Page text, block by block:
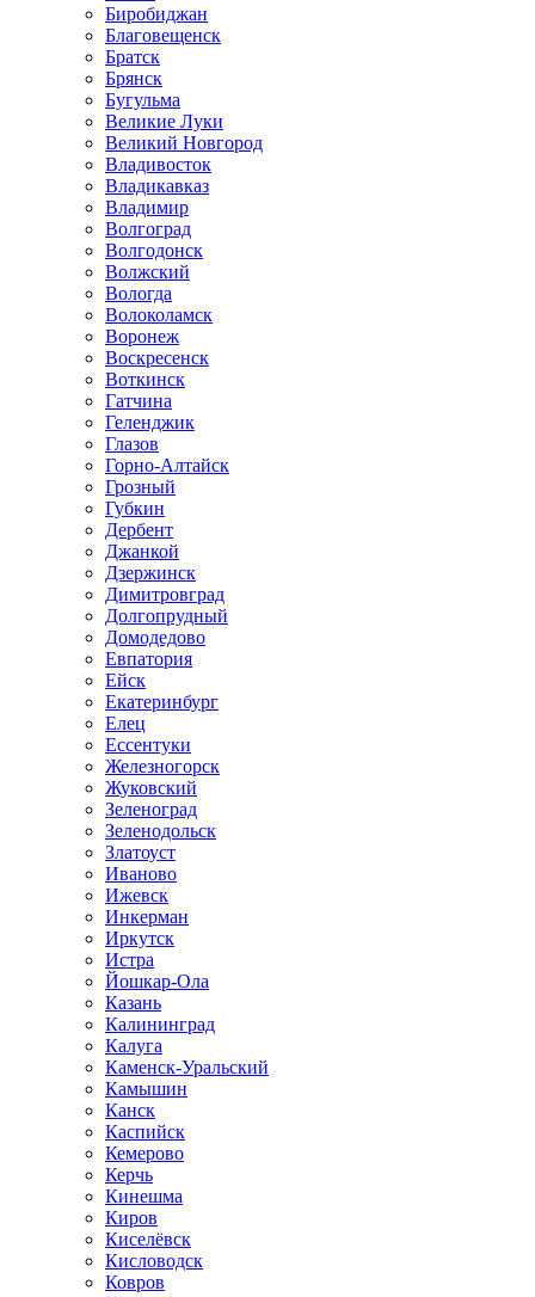
Биробиджан
Благовещенск
Братск
Брянск
Бугульма
Великие Луки
Великий Новгород
Владивосток
Владикавказ
Владимир
Волгоград
Волгодонск
Волжский
Вологда
Волоколамск
Воронеж
Воскресенск
Воткинск
Гатчина
Геленджик
Глазов
Горно-Алтайск
Грозный
Губкин
Дербент
Джанкой
Дзержинск
Димитровград
Долгопрудный
Домодедово
Евпатория
Ейск
Екатеринбург
Елец
Ессентуки
Железногорск
Жуковский
Зеленоград
Зеленодольск
Златоуст
Иваново
Ижевск
Инкерман
Иркутск
Истра
Йошкар-Ола
Казань
Калининград
Калуга
Каменск-Уральский
Камышин
Канск
Каспийск
Кемерово
Керчь
Кинешма
Киров
Киселёвск
Кисловодск
Ковров